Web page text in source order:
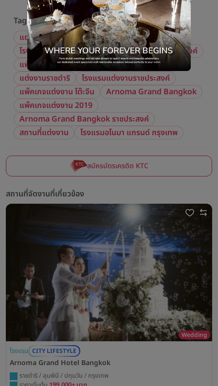
Tag ที่เกี่ยวข้อง
แต่งงานโรงแรมอโนมา ราชประสงค์
โรงแรม แต่งงาน ราชดำริ
แต่งงาน อโนมา ราชประสงค์
แพ็คเกจแต่งงาน โรงแรม
แต่งงานราชประสงค์
แต่งงานราชดำริ
โรงแรมแต่งงานราชประสงค์
แพ็คเกจแต่งงาน โต๊ะจีน
Arnoma Grand Bangkok
แพ็คเกจแต่งงาน 2019
Arnoma Grand Bangkok ราชประสงค์
สถานที่แต่งงาน
โรงแรมอโนมา แกรนด์ กรุงเทพ
สมัครบัตรเครดิต KTC
สถานที่จัดงานที่เกี่ยวข้อง
Wedding
โรงแรม CITY LIFESTYLE
Arnoma Grand Hotel Bangkok
ราชดำริ / ลุมพินี / ปทุมวัน / กรุงเทพ